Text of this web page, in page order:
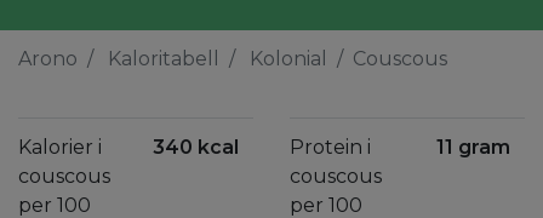
Arono Kaloritabell Kolonial Couscous
Kalorier i
couscous
per 100
340 kcal
Protein i
couscous
per 100
11 gram